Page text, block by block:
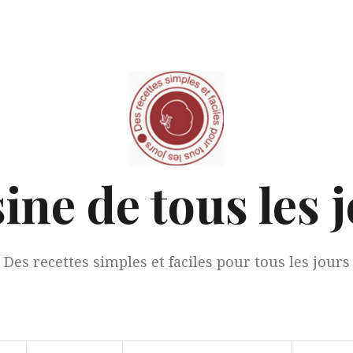
de tous les
Des recettes simples et faciles pour tous les jours